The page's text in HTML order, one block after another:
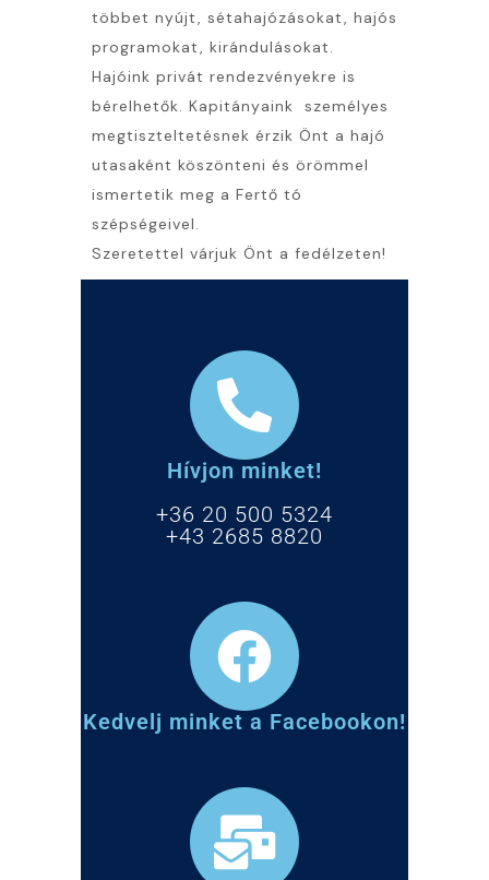
többet nyújt, sétahajózásokat, hajós
programokat, kirándulásokat.
Hajóink privát rendezvényekre is
bérelhetők. Kapitányaink személyes
megtiszteltetésnek érzik Önt a hajó
utasaként köszönteni és örömmel
ismertetik meg a Fertő tó
szépségeivel.
Szeretettel várjuk Önt a fedélzeten!
Hívjon minket!
+36 20 500 5324
+43 2685 8820
Kedvelj minket a Facebookon!